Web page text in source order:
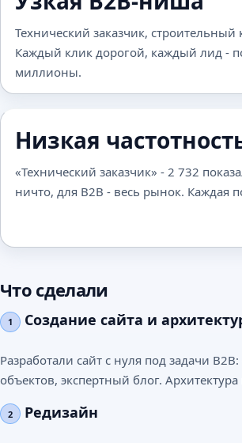
Технический заказчик,
Каждый клик дорогой, каждый лид -
миллионы.
Низкая
«Технический заказчик» - 2 732
ничто, для B2B - весь рынок. Каждая
Что сделали
1 Создание сайта и
Разработали сайт с нуля под задачи
объектов, экспертный блог.
2 Редизайн